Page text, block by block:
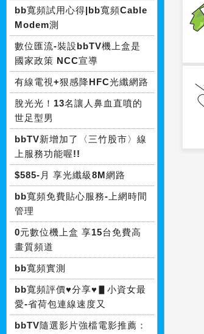
bb寬頻試用心得|bb寬頻Cable
Modem測
數位匯流-裝設bbTV機上盒是
國家政策 NCC宣導
有線電視+狠感降HFC光纖網路
脫光光！13名讓人鼻血直噴的
世足型男
bbTV新增加了〈三竹股市〉線
上服務功能喔!!
$585-月 享光纖級8M網路
bb寬頻免費貼心服務-上網時間
管理
0元數位機上盒 享15台免費高
畫質頻道
bb寬頻實測
bb寬頻評價♥分享♥▋小資女最
愛-省荷包連線速度又
bbTV隨選影片強檔電影推薦：